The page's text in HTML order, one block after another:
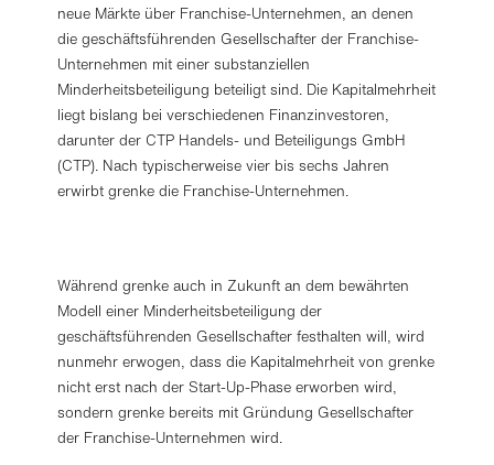
neue Märkte über Franchise-Unternehmen, an denen
die geschäftsführenden Gesellschafter der Franchise-
Unternehmen mit einer substanziellen
Minderheitsbeteiligung beteiligt sind. Die Kapitalmehrheit
liegt bislang bei verschiedenen Finanzinvestoren,
darunter der CTP Handels- und Beteiligungs GmbH
(CTP). Nach typischerweise vier bis sechs Jahren
erwirbt grenke die Franchise-Unternehmen.
Während grenke auch in Zukunft an dem bewährten
Modell einer Minderheitsbeteiligung der
geschäftsführenden Gesellschafter festhalten will, wird
nunmehr erwogen, dass die Kapitalmehrheit von grenke
nicht erst nach der Start-Up-Phase erworben wird,
sondern grenke bereits mit Gründung Gesellschafter
der Franchise-Unternehmen wird.